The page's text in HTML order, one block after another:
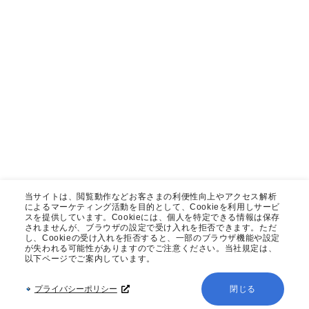
当サイトは、閲覧動作などお客さまの利便性向上やアクセス解析
によるマーケティング活動を目的として、Cookieを利用しサービ
スを提供しています。Cookieには、個人を特定できる情報は保存
されませんが、ブラウザの設定で受け入れを拒否できます。ただ
し、Cookieの受け入れを拒否すると、一部のブラウザ機能や設定
が失われる可能性がありますのでご注意ください。当社規定は、
以下ページでご案内しています。
プライバシーポリシー 閉じる